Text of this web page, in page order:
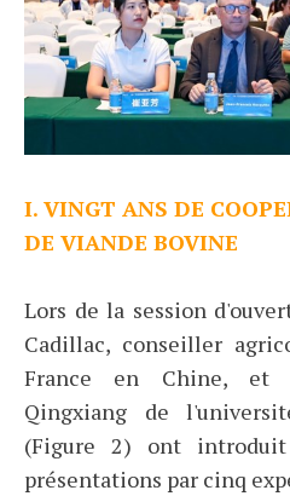
I. VINGT ANS DE
DE VIANDE BOVINE
Lors de la session
Cadillac, conseiller
France en Chine, et
Qingxiang de
(Figure 2) ont
présentations par cinq